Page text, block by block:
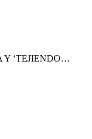
Y ‘TEJIENDO…